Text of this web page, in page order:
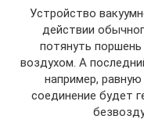
Устройство
действии
потянуть поршень
воздухом. А
например,
соединение будет